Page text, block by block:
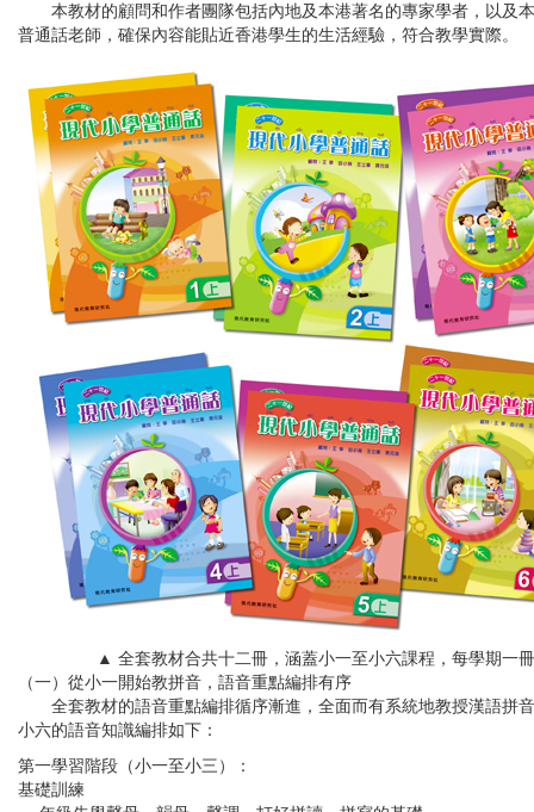
本教材的顧問和作者團隊包括內地及本港著名的專家學者，以及
普通話老師，確保內容能貼近香港學生的生活經驗，符合教學實際。
▲ 全套教材合共十二冊，涵蓋小一至小六課程，每學期一冊
（一）從小一開始教拼音，語音重點編排有序
全套教材的語音重點編排循序漸進，全面而有系統地教授漢語拼
小六的語音知識編排如下：
第一學習階段（小一至小三）：
基礎訓練